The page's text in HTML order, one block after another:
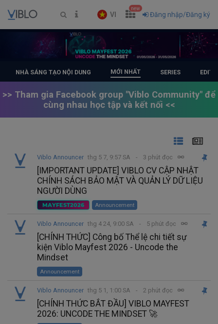
VI
new
Đăng nhập/Đăng ký
NHÀ SÁNG TẠO NỘI DUNG MỚI NHẤT SERIES
>> Tham gia Facebook group "Viblo Community" để
cùng nhau học tập và kết nối <<
Viblo Announcer thg 5 7, 9:57 SA 3 phút đọc
[IMPORTANT UPDATE] VIBLO CV CẬP NHẬT
CHÍNH SÁCH BẢO MẬT VÀ QUẢN LÝ DỮ LIỆU
NGƯỜI DÙNG
MAYFEST2026 Announcement
Viblo Announcer thg 4 24, 9:00 SA 5 phút đọc
[CHÍNH THỨC] Công bố Thể lệ chi tiết sự
kiện Viblo Mayfest 2026 - Uncode the
Mindset
Announcement
Viblo Announcer thg 5 1, 1:00 SA 2 phút đọc
[CHÍNH THỨC BẮT ĐẦU] VIBLO MAYFEST
2026: UNCODE THE MINDSET 🚀